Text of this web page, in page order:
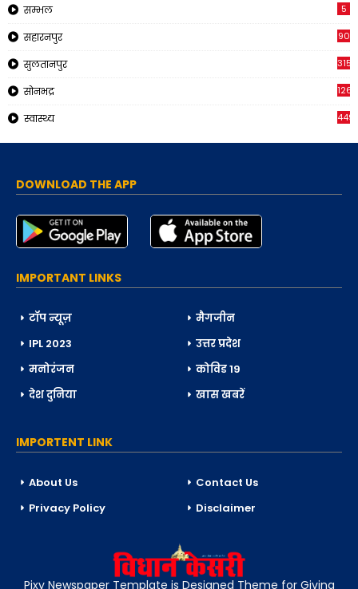
सम्भल 5
सहारनपुर 90
सुलतानपुर 315
सोनभद्र 1266
स्वास्थ्य 449
DOWNLOAD THE APP
IMPORTANT LINKS
टॉप न्यूज़
मैगजीन
IPL 2023
उत्तर प्रदेश
मनोरंजन
कोविड 19
देश दुनिया
खास खबरें
IMPORTENT LINK
About Us
Contact Us
Privacy Policy
Disclaimer
Pixy Newspaper Template is Designed Theme for Giving